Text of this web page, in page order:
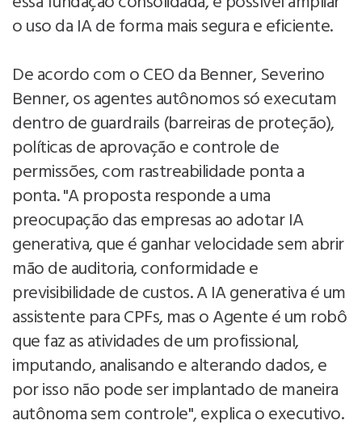
o uso da IA de forma mais segura e eficiente.
De acordo com o CEO da Benner, Severino
Benner, os agentes autônomos só executam
dentro de guardrails (barreiras de proteção),
políticas de aprovação e controle de
permissões, com rastreabilidade ponta a
ponta. "A proposta responde a uma
preocupação das empresas ao adotar IA
generativa, que é ganhar velocidade sem abrir
mão de auditoria, conformidade e
previsibilidade de custos. A IA generativa é um
assistente para CPFs, mas o Agente é um robô
que faz as atividades de um profissional,
imputando, analisando e alterando dados, e
por isso não pode ser implantado de maneira
autônoma sem controle", explica o executivo.